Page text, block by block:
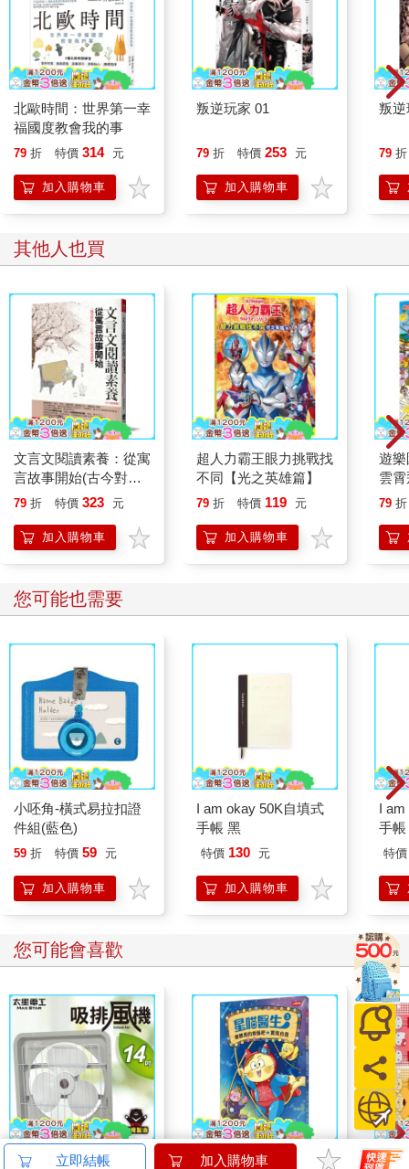
北歐時間：世界第一幸
福國度教會我的事
79 折 特價 314 元
加入購物車
叛逆玩家 01
79 折 特價 253 元
加入購物車
叛逆
79 折
其他人也買
文言文閱讀素養：從寓
言故事開始(古今對照
版)（隨書附贈120題文
版)
79 折 特價 323 元
加入購物車
超人力霸王眼力挑戰找
不同【光之英雄篇】
79 折 特價 119 元
加入購物車
遊
雲
36】
79 折
您可能也需要
小呸角-橫式易拉扣證
件組(藍色)
59 折 特價 59 元
加入購物車
I am okay 50K自填式
手帳 黑
特價 130 元
加入購物車
I
手
特價
您可能會喜歡
【太星電工】風神14
【電子書】星喵醫生
【日
立即結帳 加入購物車